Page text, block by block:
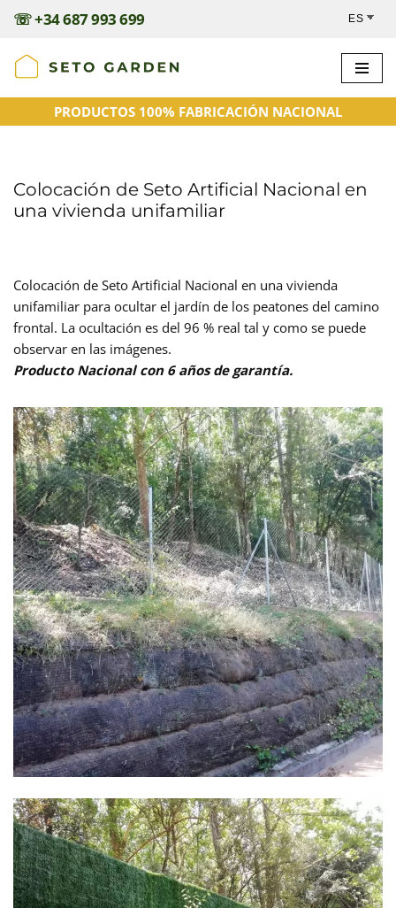
☏+34 687 993 699
PRODUCTOS 100% FABRICACIÓN NACIONAL
Colocación de Seto Artificial Nacional en
una vivienda unifamiliar
Colocación de Seto Artificial Nacional en una vivienda
unifamiliar para ocultar el jardín de los peatones del camino
frontal. La ocultación es del 96 % real tal y como se puede
observar en las imágenes.
Producto Nacional con 6 años de garantía.